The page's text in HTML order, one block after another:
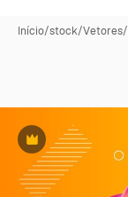
Início/stock/Vetores/
Premium